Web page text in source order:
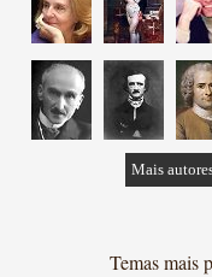
Mais
Temas mais